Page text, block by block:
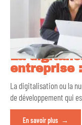
La
entreprise
La digitalisation ou la
de développement qui
En savoir plus